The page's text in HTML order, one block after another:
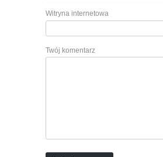
Witryna internetowa
Twój komentarz